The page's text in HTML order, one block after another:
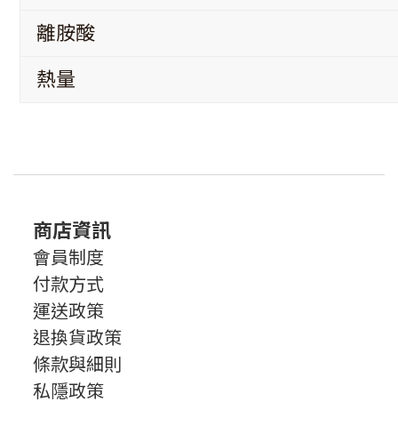
離胺酸
熱量
商店資訊
會員制度
付款方式
運送政策
退換貨政策
條款與細則
私隱政策